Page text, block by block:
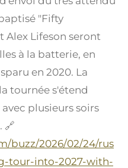
"Fifty
Alex Lifeson seront
à la batterie, en
en 2020. La
tournée s'étend
plusieurs soirs
🔗
buzz/2026/02/24/rus
tour-into-2027-with-